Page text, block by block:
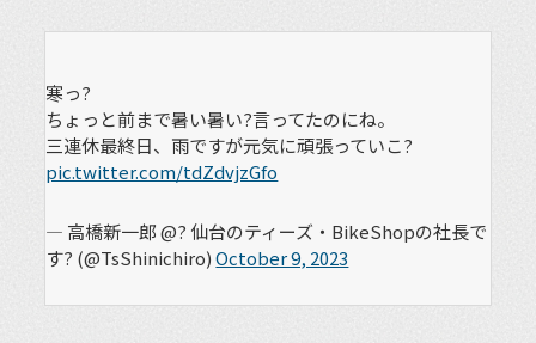
寒っ?
ちょっと前まで暑い暑い?言ってたのにね。
三連休最終日、雨ですが元気に頑張っていこ?
pic.twitter.com/tdZdvjzGfo
— 高橋新一郎 @? 仙台のティーズ・BikeShopの社長で
す? (@TsShinichiro)October 9, 2023